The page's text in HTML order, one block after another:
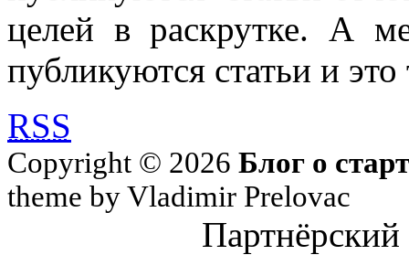
целей в раскрутке. А
публикуются статьи и
RSS
Copyright © 2026 Блог о
theme by Vladimir Prelovac